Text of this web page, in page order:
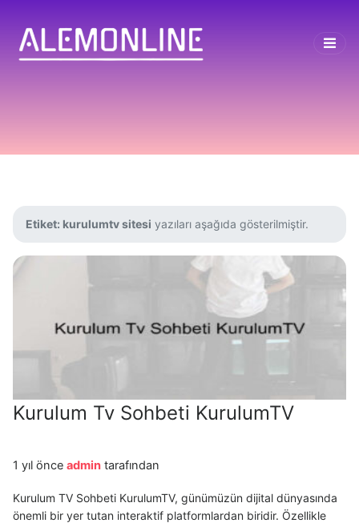
Etiket: kurulumtv sitesi yazıları aşağıda gösterilmiştir.
Kurulum Tv Sohbeti KurulumTV
1 yıl önce admin tarafından
Kurulum TV Sohbeti KurulumTV, günümüzün dijital dünyasında
önemli bir yer tutan interaktif platformlardan biridir. Özellikle